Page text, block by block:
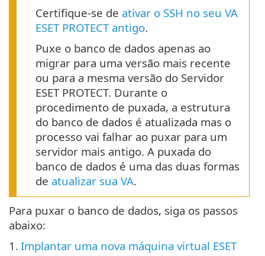
Certifique-se de ativar o SSH no seu VA
ESET PROTECT antigo.
Puxe o banco de dados apenas ao
migrar para uma versão mais recente
ou para a mesma versão do Servidor
ESET PROTECT. Durante o
procedimento de puxada, a estrutura
do banco de dados é atualizada mas o
processo vai falhar ao puxar para um
servidor mais antigo. A puxada do
banco de dados é uma das duas formas
de atualizar sua VA.
Para puxar o banco de dados, siga os passos
abaixo:
1. Implantar uma nova máquina virtual ESET